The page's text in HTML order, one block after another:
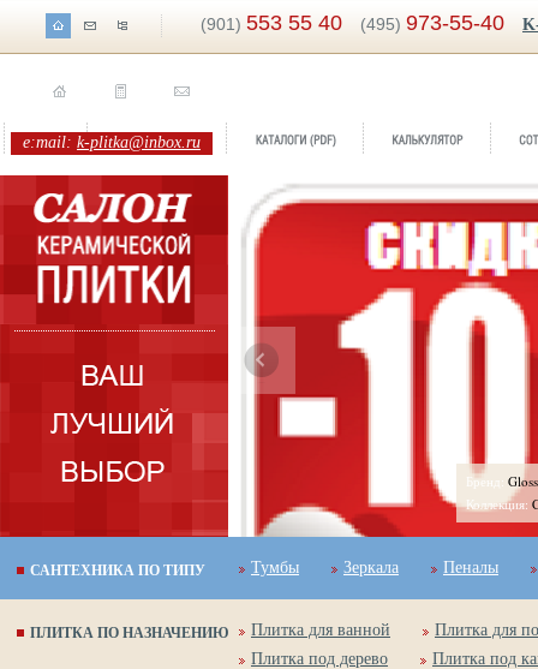
(901) 553 55 40 (495) 973-55-40
e:mail: k-plitka@inbox.ru
Glossy
Бренд:
Коллекция:
САНТЕХНИКА ПО ТИПУ Тумбы Зеркала Пеналы
ПЛИТКА ПО НАЗНАЧЕНИЮ Плитка для ванной
Плитка для
Плитка под дерево
Плитка под